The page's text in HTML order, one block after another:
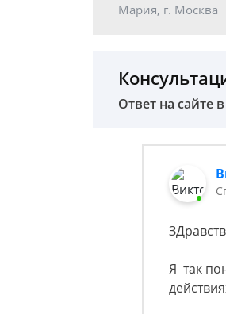
Мария, г. Москва
Ответ на сайте
Я так